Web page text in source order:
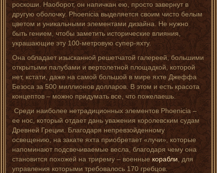
роскоши. Наоборот, он напичкан ею, просто завернут в
другую оболочку. Phoenicia выделяется своим чисто белым
цветом и уникальными элементами дизайна. Не нужно
быть гением, чтобы заметить исторические влияния,
украшающие эту 100-метровую супер-яхту.
Она обладает изысканной решетчатой галереей, большими
открытыми палубами и вертолетной площадкой, которой
нет, кстати, даже на самой большой в мире яхте Джеффа
Безоса за 500 миллионов долларов. В этом и есть красота
концептов – можно придумать все, что пожелаешь.
Среди наиболее нетрадиционных элементов Phoenicia –
ее нос, который отдает дань уважения королевским судам
Древней Греции. Благодаря непревзойденному
освещению, на закате яхта приобретает «лучи», которые
напоминают подсвечиваемые весла, благодаря чему она
становится похожей на трирему – военные корабли, для
управления которыми требовалось 170 гребцов.